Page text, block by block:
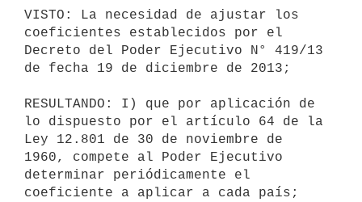
VISTO: La necesidad de ajustar los
coeficientes establecidos por el
Decreto del Poder Ejecutivo N° 419/13
de fecha 19 de diciembre de 2013;
RESULTANDO: I) que por aplicación de
lo dispuesto por el artículo 64 de la
Ley 12.801 de 30 de noviembre de
1960, compete al Poder Ejecutivo
determinar periódicamente el
coeficiente a aplicar a cada país;